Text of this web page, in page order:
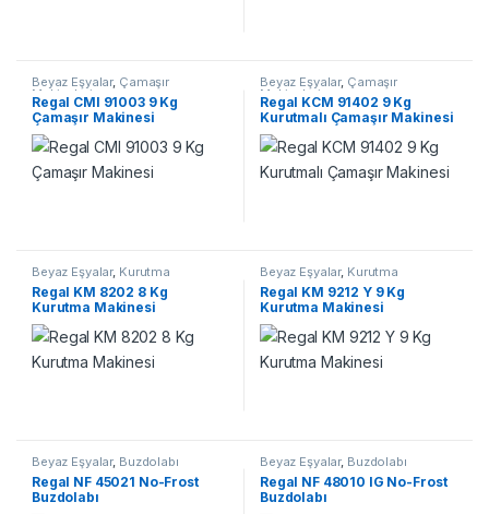
Beyaz Eşyalar, Çamaşır
Makineleri
Regal CMI 91003 9 Kg
Çamaşır Makinesi
Beyaz Eşyalar, Çamaşır
Makineleri
Regal KCM 91402 9 Kg
Kurutmalı Çamaşır Makinesi
Beyaz Eşyalar, Kurutma
Makineleri
Regal KM 8202 8 Kg
Kurutma Makinesi
Beyaz Eşyalar, Kurutma
Makineleri
Regal KM 9212 Y 9 Kg
Kurutma Makinesi
Beyaz Eşyalar, Buzdolabı
Regal NF 45021 No-Frost
Buzdolabı
Beyaz Eşyalar, Buzdolabı
Regal NF 48010 IG No-Frost
Buzdolabı